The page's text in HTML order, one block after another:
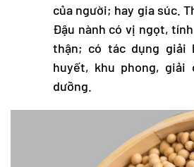
của người; hay gia súc.
Đậu nành có vị ngọt,
thận; có tác dụng giải
huyết, khu phong, giải
dưỡng.